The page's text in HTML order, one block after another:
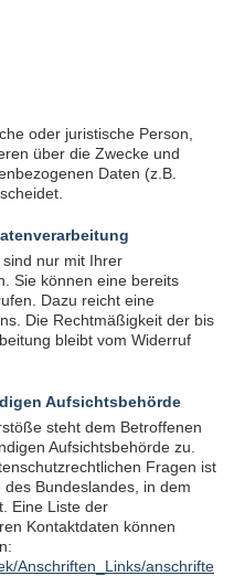
oder juristische Person,
über die Zwecke und
Daten (z.B.
nur mit Ihrer
Sie können eine bereits
Dazu reicht eine
Die Rechtmäßigkeit der bis
bleibt vom Widerruf
Aufsichtsbehörde
steht dem Betroffenen
Aufsichtsbehörde zu.
Fragen ist
Bundeslandes, in dem
Eine Liste der
Kontaktdaten können
Anschriften_Links/anschrifte